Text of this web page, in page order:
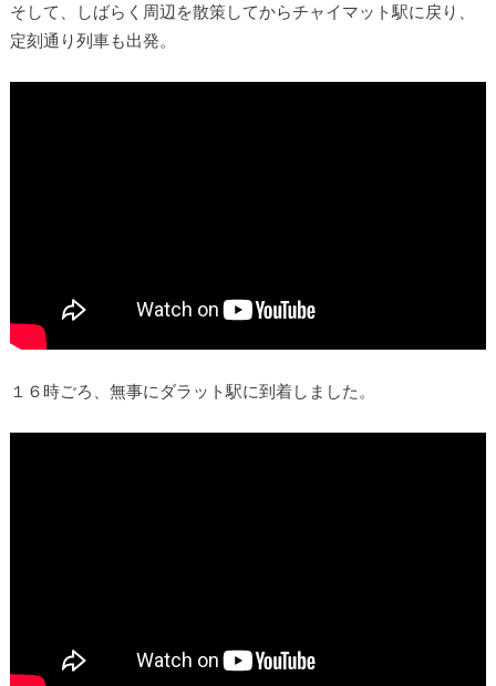
そして、しばらく周辺を散策してからチャイマット駅に戻り、
定刻通り列車も出発。
１６時ごろ、無事にダラット駅に到着しました。